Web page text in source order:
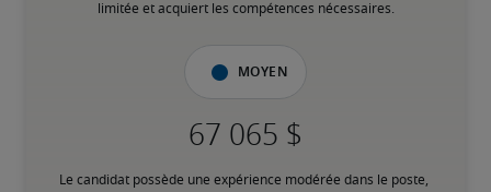
limitée et acquiert les compétences nécessaires.
Moyen
Le candidat possède une expérience modérée dans le poste,